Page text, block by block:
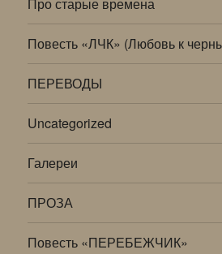
Про старые времена
Повесть «ЛЧК» (Любовь к
ПЕРЕВОДЫ
Uncategorized
Галереи
ПРОЗА
Повесть «ПЕРЕБЕЖЧИК»